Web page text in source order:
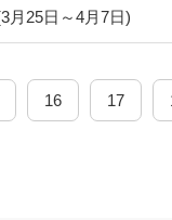
月25日～4月7日)
16 17